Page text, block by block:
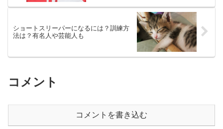
ショートスリーパーになるには？訓練方
法は？有名人や芸能人も
コメント
コメントを書き込む